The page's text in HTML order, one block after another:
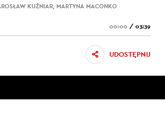
KUŹNIAR, MARTYNA MACONKO
00:00 / 03:39
UDOSTĘPNIJ